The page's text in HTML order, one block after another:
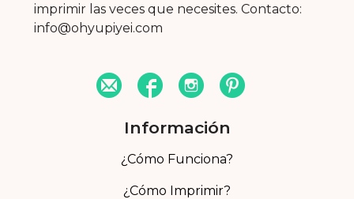
imprimir las veces que necesites. Contacto:
info@ohyupiyei.com
Información
¿Cómo Funciona?
¿Cómo Imprimir?